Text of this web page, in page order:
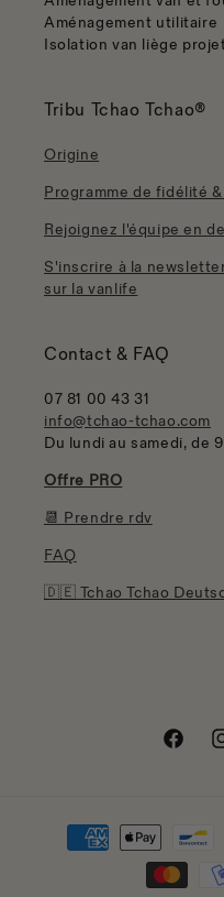
Aménagement utilitaire
Isolation van liège
Tribu Tchao Tchao®
Origine
Programme de fidélité
Rejoignez l'équipe en
S'inscrire à la
sur la vanlife
Contact & FAQ
07 81 00 43 31
info@tchao-tchao.com
Du lundi au samedi, de
Offre PRO
📆 Prendre rdv
FAQ
🇩🇪 Tchao Tchao
Moyens